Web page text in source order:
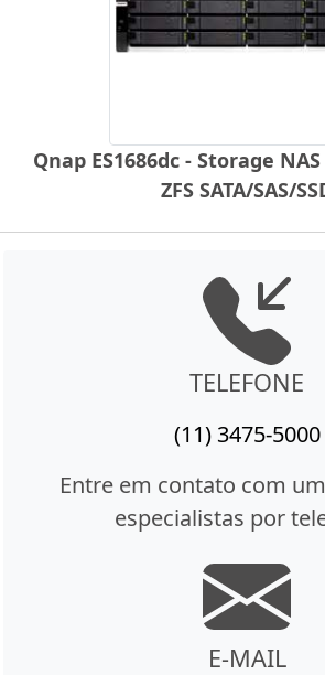
Qnap ES1686dc - Storage
ZFS SATA/SAS/
TELEFONE
(11) 3475-5000
Entre em contato com
especialistas por
E-MAIL